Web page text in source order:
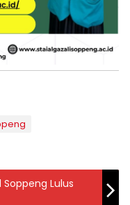
Soppeng Lulus